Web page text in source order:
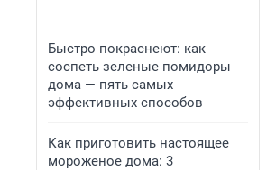
Быстро покраснеют: как
соспеть зеленые помидоры
дома — пять самых
эффективных способов
Как приготовить настоящее
мороженое дома: 3